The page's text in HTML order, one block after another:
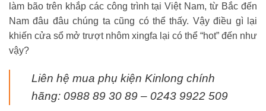
làm bão trên khắp các công trình tại Việt Nam, từ Bắc đến
Nam đâu đâu chúng ta cũng có thể thấy. Vậy điều gì lại
khiến cửa sổ mở trượt nhôm xingfa lại có thể “hot” đến như
vậy?
Liên hệ mua phụ kiện Kinlong chính
hãng: 0988 89 30 89 – 0243 9922 509